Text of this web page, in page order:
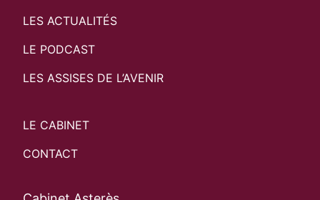
LES ACTUALITÉS
LE PODCAST
LES ASSISES DE L’AVENIR
LE CABINET
CONTACT